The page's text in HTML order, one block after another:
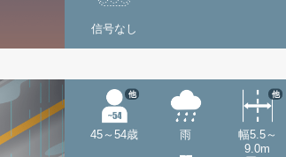
信号なし
45～54歳
他
雨
幅5.5～
9.0m
他